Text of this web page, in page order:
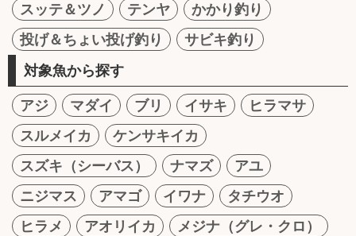
スッテ＆ツノ
テンヤ
かかり釣り
投げ＆ちょい投げ釣り
サビキ釣り
対象魚から探す
アジ マダイ ブリ イサキ
ヒラマサ
スルメイカ
ケンサキイカ
スズキ（シーバス）
ナマズ
アユ
ニジマス
アマゴ イワナ
タチウオ
ヒラメ
アオリイカ
メジナ（グレ・クロ）